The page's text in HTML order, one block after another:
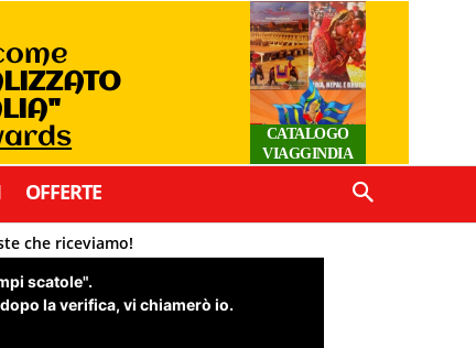
CATALOGO
VIAGGINDIA
OFFERTE
che riceviamo!
scatole".
la verifica, vi chiamerò io.